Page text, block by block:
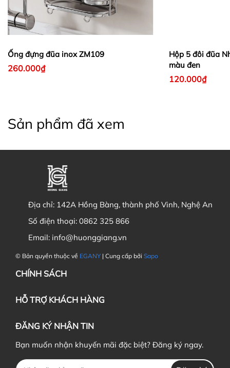
Ống đựng đũa inox ZM109
260.000₫
Hộp 5 đôi đũa
màu đen
120.000₫
Sản phẩm đã xem
Địa chỉ: 142A Hồng Bàng, thành phố Vinh, Nghệ An
Số điện thoại: 0862 325 866
Email: info@huonggiang.vn
© Bản quyền thuộc về EGANY | Cung cấp bởi Sapo
CHÍNH SÁCH
HỖ TRỢ KHÁCH HÀNG
ĐĂNG KÝ NHẬN TIN
Bạn muốn nhận khuyến mãi đặc biệt? Đăng ký ngay.